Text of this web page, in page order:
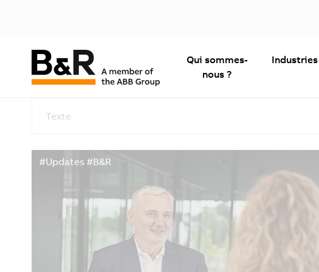
Qui sommes-
nous ?
Industries
Texte
#Updates #B&R